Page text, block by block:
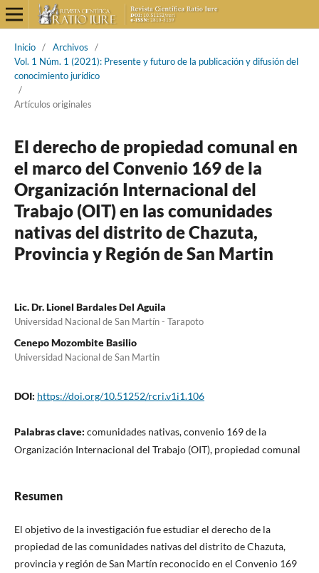
Inicio / Archivos
/
Vol. 1 Núm. 1 (2021): Presente y futuro de la publicación y difusión del
conocimiento jurídico
/
Artículos originales
El derecho de propiedad comunal en
el marco del Convenio 169 de la
Organización Internacional del
Trabajo (OIT) en las comunidades
nativas del distrito de Chazuta,
Provincia y Región de San Martin
Lic. Dr. Lionel Bardales Del Aguila
Universidad Nacional de San Martín - Tarapoto
Cenepo Mozombite Basilio
Universidad Nacional de San Martin
DOI: https://doi.org/10.51252/rcri.v1i1.106
Palabras clave: comunidades nativas, convenio 169 de la
Organización Internacional del Trabajo (OIT), propiedad comunal
Resumen
El objetivo de la investigación fue estudiar el derecho de la
propiedad de las comunidades nativas del distrito de Chazuta,
provincia y región de San Martín reconocido en el Convenio 169